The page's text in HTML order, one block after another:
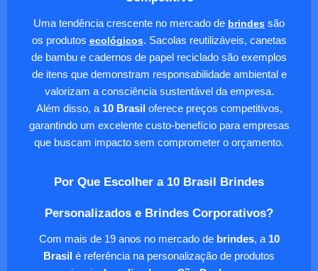
Uma tendência crescente no mercado de brindes são
os produtos ecológicos. Sacolas reutilizáveis, canetas
de bambu e cadernos de papel reciclado são exemplos
de itens que demonstram responsabilidade ambiental e
valorizam a consciência sustentável da empresa.
Além disso, a 10 Brasiloferece preços competitivos,
garantindo um excelente custo-benefício para empresas
que buscam impacto sem comprometer o orçamento.
Por Que Escolher a 10 Brasil Brindes
Personalizados e Brindes Corporativos?
Com mais de 19 anos no mercado de brindes, a 10
Brasil é referência na personalização de produtos